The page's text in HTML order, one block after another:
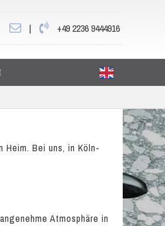
| +49 2236 9444916
Heim. Bei uns, in Köln-
Atmosphäre in